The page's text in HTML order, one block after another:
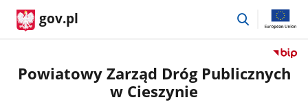
gov.pl
przejdź
Przejdź
do
Powiatowy Zarząd Dróg Publicznych
w Cieszynie